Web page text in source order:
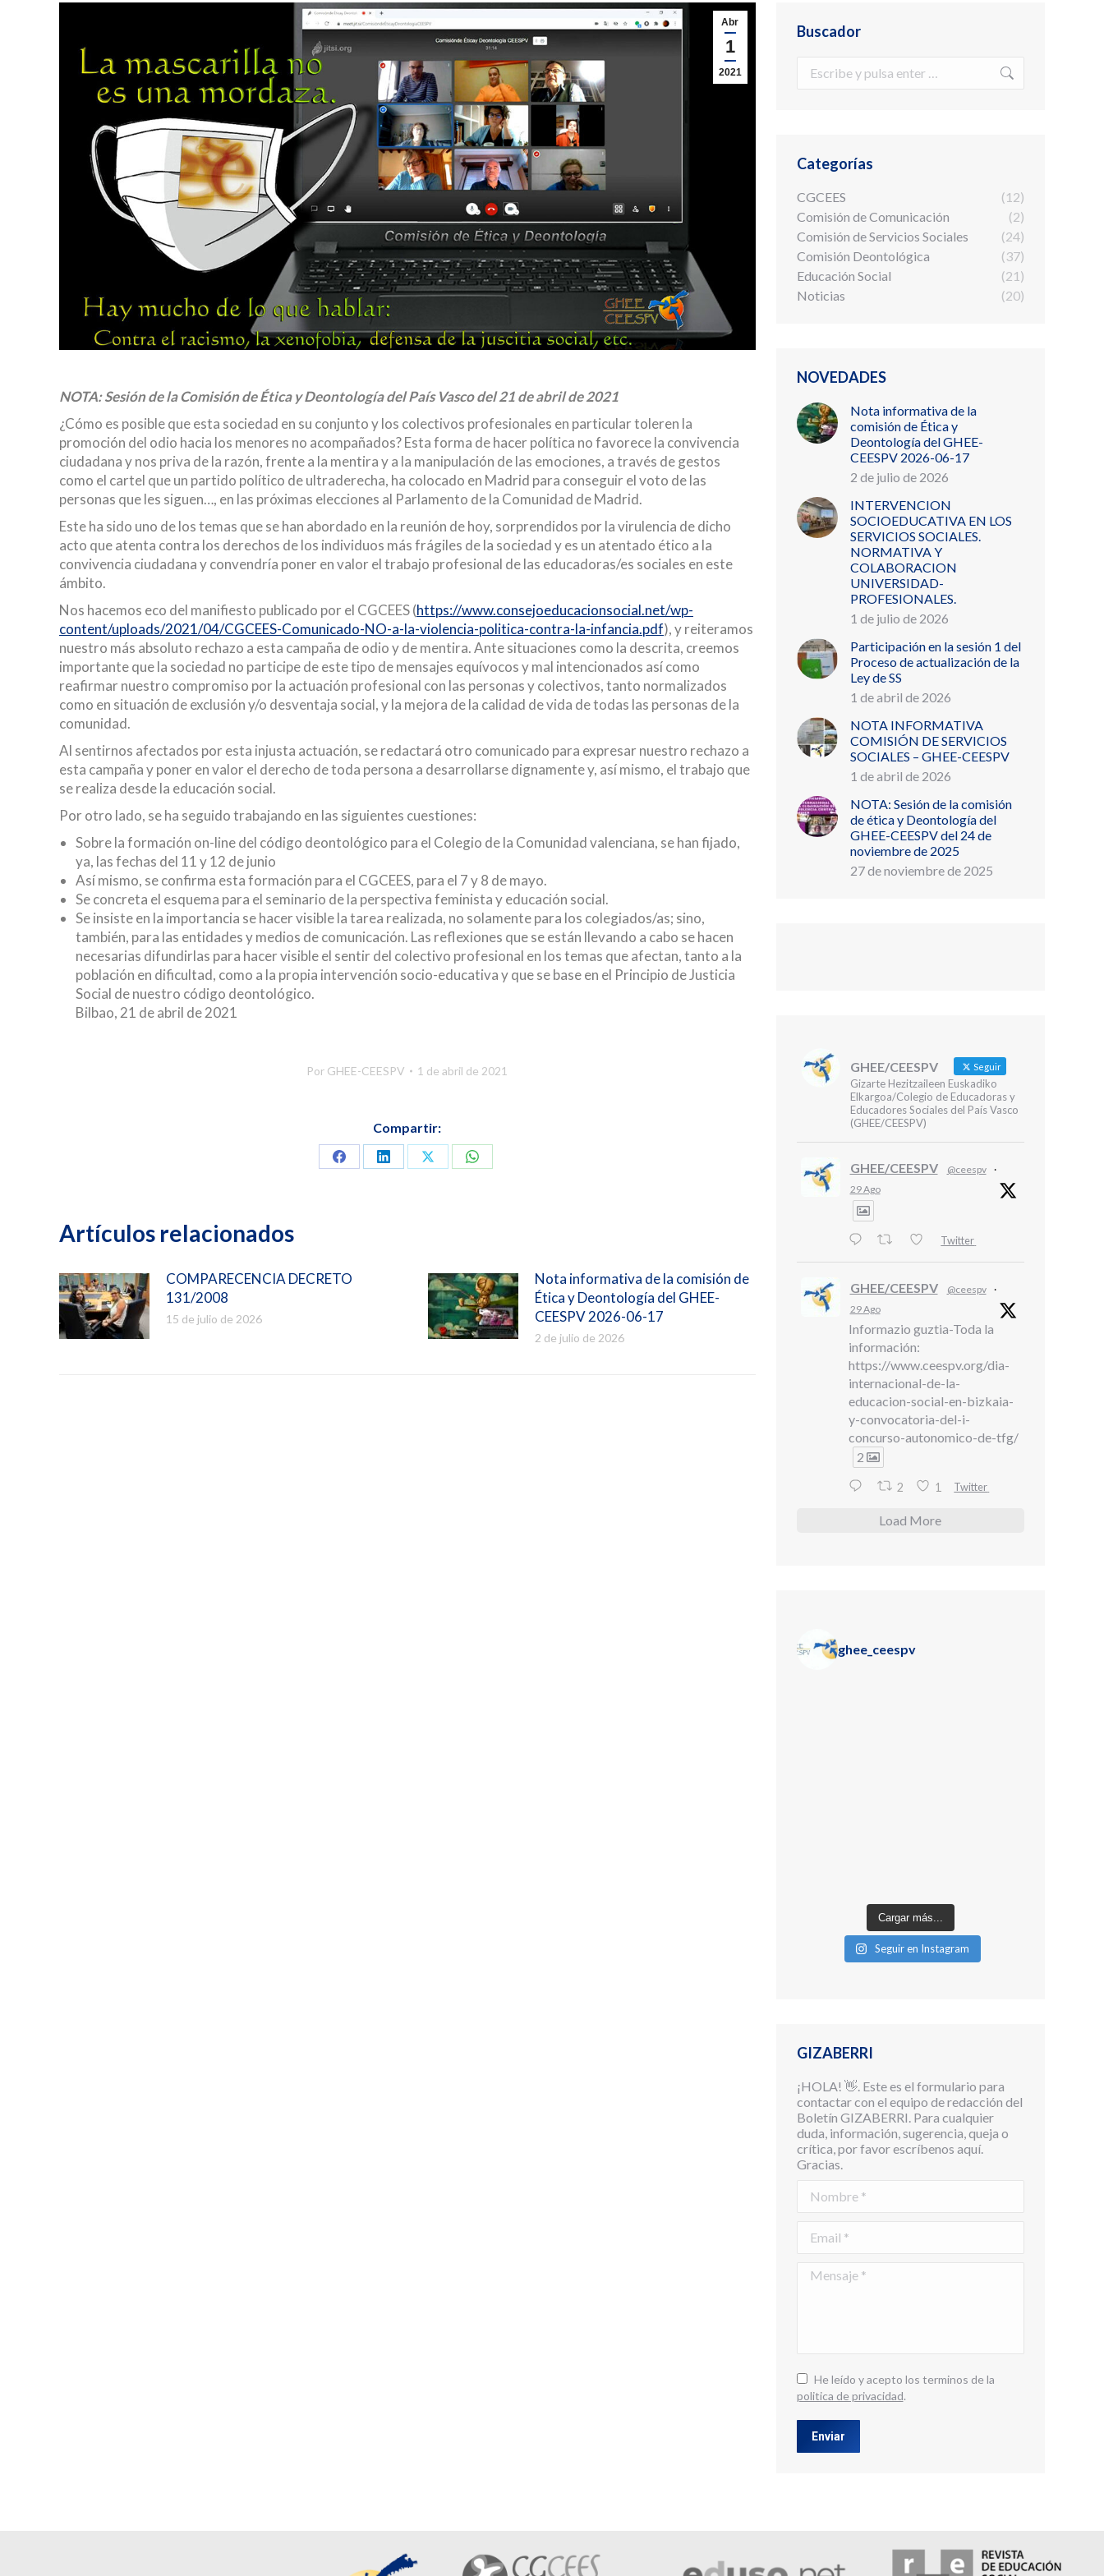
Abr
1
2021
NOTA: Sesión de la Comisión de Ética y Deontología del País Vasco del 21 de abril de 2021
¿Cómo es posible que esta sociedad en su conjunto y los colectivos profesionales en particular toleren la
promoción del odio hacia los menores no acompañados? Esta forma de hacer política no favorece la convivencia
ciudadana y nos priva de la razón, frente a la mentira y a la manipulación de las emociones, a través de gestos
como el cartel que un partido político de ultraderecha, ha colocado en Madrid para conseguir el voto de las
personas que les siguen…, en las próximas elecciones al Parlamento de la Comunidad de Madrid.
Este ha sido uno de los temas que se han abordado en la reunión de hoy, sorprendidos por la virulencia de dicho
acto que atenta contra los derechos de los individuos más frágiles de la sociedad y es un atentado ético a la
convivencia ciudadana y convendría poner en valor el trabajo profesional de las educadoras/es sociales en este
ámbito.
Nos hacemos eco del manifiesto publicado por el CGCEES (https://www.consejoeducacionsocial.net/wp-
content/uploads/2021/04/CGCEES-Comunicado-NO-a-la-violencia-politica-contra-la-infancia.pdf), y reiteramos
nuestro más absoluto rechazo a esta campaña de odio y de mentira. Ante situaciones como la descrita, creemos
importante que la sociedad no participe de este tipo de mensajes equívocos y mal intencionados así como
reafirmar nuestro compromiso por la actuación profesional con las personas y colectivos, tanto normalizados
como en situación de exclusión y/o desventaja social, y la mejora de la calidad de vida de todas las personas de la
comunidad.
Al sentirnos afectados por esta injusta actuación, se redactará otro comunicado para expresar nuestro rechazo a
esta campaña y poner en valor el derecho de toda persona a desarrollarse dignamente y, así mismo, el trabajo que
se realiza desde la educación social.
Por otro lado, se ha seguido trabajando en las siguientes cuestiones:
Sobre la formación on-line del código deontológico para el Colegio de la Comunidad valenciana, se han fijado,
ya, las fechas del 11 y 12 de junio
Así mismo, se confirma esta formación para el CGCEES, para el 7 y 8 de mayo.
Se concreta el esquema para el seminario de la perspectiva feminista y educación social.
Se insiste en la importancia se hacer visible la tarea realizada, no solamente para los colegiados/as; sino,
también, para las entidades y medios de comunicación. Las reflexiones que se están llevando a cabo se hacen
necesarias difundirlas para hacer visible el sentir del colectivo profesional en los temas que afectan, tanto a la
población en dificultad, como a la propia intervención socio-educativa y que se base en el Principio de Justicia
Social de nuestro código deontológico.
Bilbao, 21 de abril de 2021
Por GHEE-CEESPV 1 de abril de 2021
Compartir:
CompartirCompartirCompartirCompartir
Artículos relacionados
COMPARECENCIA DECRETO
131/2008
15 de julio de 2026
Nota informativa de la comisión de
Ética y Deontología del GHEE-
CEESPV 2026-06-17
2 de julio de 2026
Buscador
Categorías
CGCEES
(12)
Comisión de Comunicación
(2)
Comisión de Servicios Sociales
(24)
Comisión Deontológica
(37)
Educación Social
(21)
Noticias
(20)
NOVEDADES
Nota informativa de la
comisión de Ética y
Deontología del GHEE-
CEESPV 2026-06-17
2 de julio de 2026
INTERVENCION
SOCIOEDUCATIVA EN LOS
SERVICIOS SOCIALES.
NORMATIVA Y
COLABORACION
UNIVERSIDAD-
PROFESIONALES.
1 de julio de 2026
Participación en la sesión 1 del
Proceso de actualización de la
Ley de SS
1 de abril de 2026
NOTA INFORMATIVA
COMISIÓN DE SERVICIOS
SOCIALES – GHEE-CEESPV
1 de abril de 2026
NOTA: Sesión de la comisión
de ética y Deontología del
GHEE-CEESPV del 24 de
noviembre de 2025
27 de noviembre de 2025
GHEE/CEESPV Seguir
Gizarte Hezitzaileen Euskadiko
Elkargoa/Colegio de Educadoras y
Educadores Sociales del País Vasco
(GHEE/CEESPV)
GHEE/CEESPV @ceespv
·
29 Ago
Twitter
GHEE/CEESPV @ceespv
·
29 Ago
Informazio guztia-Toda la
información:
https://www.ceespv.org/dia-
internacional-de-la-
educacion-social-en-bizkaia-
y-convocatoria-del-i-
concurso-autonomico-de-tfg/
2
2 1 Twitter
Load More
ghee_ceespv
Cargar más...
Seguir en Instagram
GIZABERRI
¡HOLA! 👋. Este es el formulario para
contactar con el equipo de redacción del
Boletín GIZABERRI. Para cualquier
duda, información, sugerencia, queja o
crítica, por favor escríbenos aquí.
Gracias.
Mensaje *
He leído y acepto los terminos de la
politica de privacidad.
Enviar